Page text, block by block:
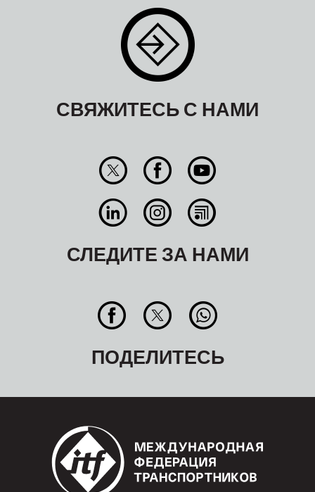
СВЯЖИТЕСЬ С НАМИ
СЛЕДИТЕ ЗА НАМИ
ПОДЕЛИТЕСЬ